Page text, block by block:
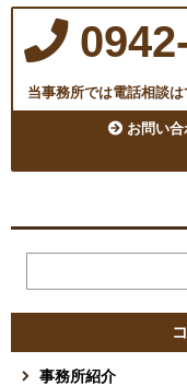
当事務所では電話相談
お問い合
事務所紹介